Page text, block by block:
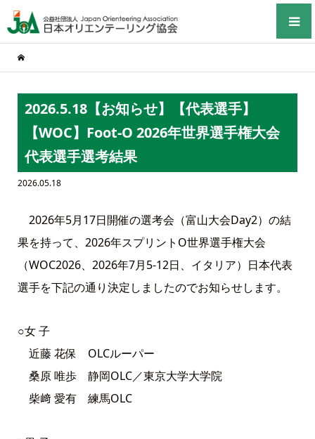
2026.5.18【お知らせ】【代表選手】
【WOC】Foot-O 2026年世界選手権大会
代表選手選考結果
2026.05.18
2026年5月17日開催の選考会（富山大会Day2）の結
果を持って、2026年スプリントO世界選手権大会
（WOC2026、2026年7月5-12日、イタリア）日本代表
選手を下記の通り決定しましたのでお知らせします。
○女 子
近藤 花保 OLCルーパー
桑原 唯歩 静岡OLC／東京大学大学院
柴﨑 愛有 練馬OLC